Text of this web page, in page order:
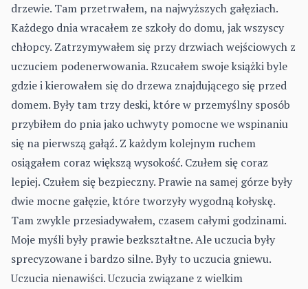
drzewie. Tam przetrwałem, na najwyższych gałęziach.
Każdego dnia wracałem ze szkoły do domu, jak wszyscy
chłopcy. Zatrzymywałem się przy drzwiach wejściowych z
uczuciem podenerwowania. Rzucałem swoje książki byle
gdzie i kierowałem się do drzewa znajdującego się przed
domem. Były tam trzy deski, które w przemyślny sposób
przybiłem do pnia jako uchwyty pomocne we wspinaniu
się na pierwszą gałąź. Z każdym kolejnym ruchem
osiągałem coraz większą wysokość. Czułem się coraz
lepiej. Czułem się bezpieczny. Prawie na samej górze były
dwie mocne gałęzie, które tworzyły wygodną kołyskę.
Tam zwykle przesiadywałem, czasem całymi godzinami.
Moje myśli były prawie bezkształtne. Ale uczucia były
sprecyzowane i bardzo silne. Były to uczucia gniewu.
Uczucia nienawiści. Uczucia związane z wielkim